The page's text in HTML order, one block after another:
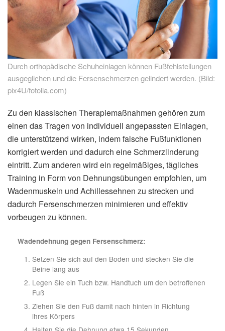
Durch orthopädische Schuheinlagen können Fußfehlstellungen
ausgeglichen und die Fersenschmerzen gelindert werden. (Bild:
pix4U/fotolia.com)
Zu den klassischen Therapiemaßnahmen gehören zum
einen das Tragen von individuell angepassten Einlagen,
die unterstützend wirken, indem falsche Fußfunktionen
korrigiert werden und dadurch eine Schmerzlinderung
eintritt. Zum anderen wird ein regelmäßiges, tägliches
Training in Form von Dehnungsübungen empfohlen, um
Wadenmuskeln und Achillessehnen zu strecken und
dadurch Fersenschmerzen minimieren und effektiv
vorbeugen zu können.
Wadendehnung gegen Fersenschmerz:
Setzen Sie sich auf den Boden und stecken Sie die
Beine lang aus
Legen Sie ein Tuch bzw. Handtuch um den betroffenen
Fuß
Ziehen Sie den Fuß damit nach hinten in Richtung
ihres Körpers